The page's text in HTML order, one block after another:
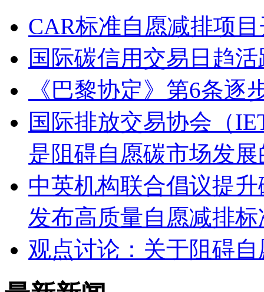
CAR标准自愿减排项
国际碳信用交易日趋
《巴黎协定》第6条
国际排放交易协会（
是阻碍自愿碳市场发
中英机构联合倡议提
发布高质量自愿减排标
观点讨论：关于阻碍